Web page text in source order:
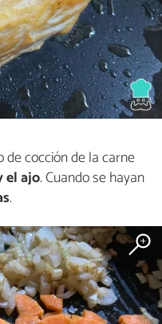
cocción de la carne
el ajo. Cuando se hayan
.